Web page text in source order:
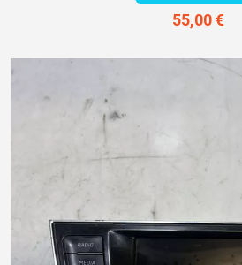
55,00 €